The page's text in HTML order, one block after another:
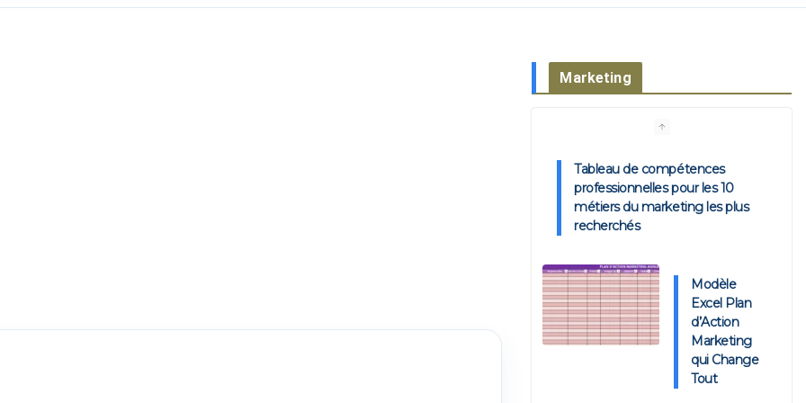
Marketing
Tableau de compétences
professionnelles pour les 10
métiers du marketing les plus
recherchés
Modèle
Excel Plan
d’Action
Marketing
qui Change
Tout